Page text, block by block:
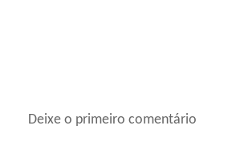
Deixe o primeiro comentário